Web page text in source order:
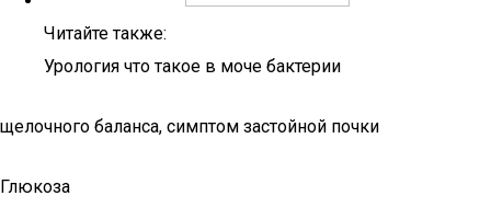
Читайте также:
Урология что такое в моче бактерии
щелочного баланса, симптом застойной почки
Глюкоза